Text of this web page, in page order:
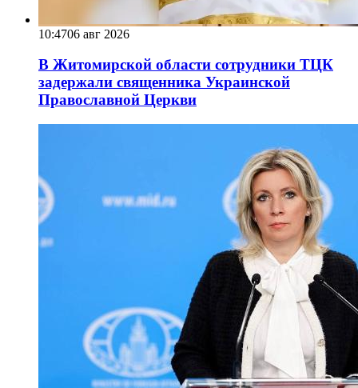
10:4706 авг 2026
В Житомирской области сотрудники ТЦК
задержали священника Украинской
Православной Церкви